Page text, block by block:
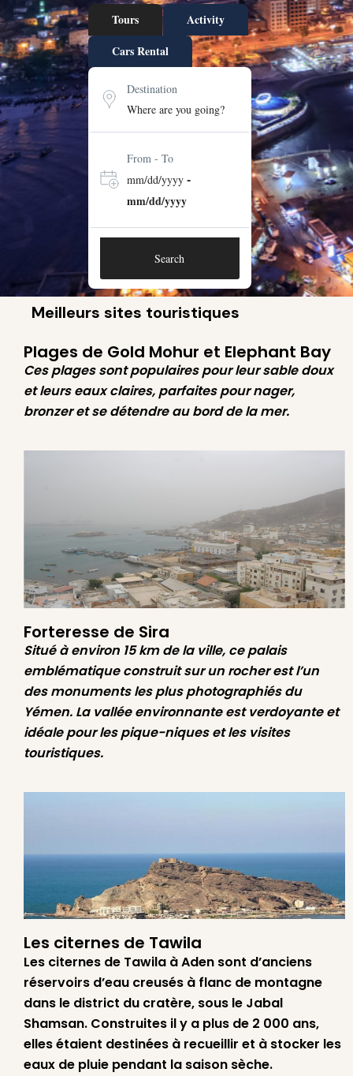
Tours
Activity
Cars Rental
Destination
From - To
mm/dd/yyyy -
mm/dd/yyyy
Search
Meilleurs sites touristiques
Plages de Gold Mohur et Elephant Bay
Ces plages sont populaires pour leur sable doux
et leurs eaux claires, parfaites pour nager,
bronzer et se détendre au bord de la mer.
Forteresse de Sira
Situé à environ 15 km de la ville, ce palais
emblématique construit sur un rocher est l’un
des monuments les plus photographiés du
Yémen. La vallée environnante est verdoyante et
idéale pour les pique-niques et les visites
touristiques.
Les citernes de Tawila
Les citernes de Tawila à Aden sont d’anciens
réservoirs d’eau creusés à flanc de montagne
dans le district du cratère, sous le Jabal
Shamsan. Construites il y a plus de 2 000 ans,
elles étaient destinées à recueillir et à stocker les
eaux de pluie pendant la saison sèche.